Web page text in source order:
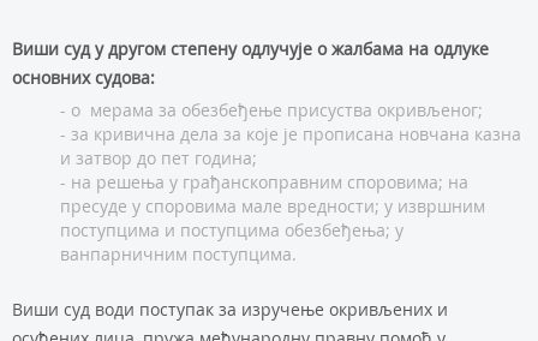
Виши суд у другом степену одлучује о жалбама на одлуке
основних судова:
- о мерама за обезбеђење присуства окривљеног;
- за кривична дела за које је прописана новчана казна
и затвор до пет година;
- на решења у грађанскоправним споровима; на
пресуде у споровима мале вредности; у извршним
поступцима и поступцима обезбеђења; у
ванпарничним поступцима.
Виши суд води поступак за изручење окривљених и